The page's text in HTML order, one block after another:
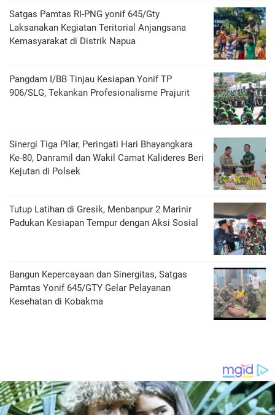
Satgas Pamtas RI-PNG yonif 645/Gty
Laksanakan Kegiatan Teritorial Anjangsana
Kemasyarakat di Distrik Napua
Pangdam I/BB Tinjau Kesiapan Yonif TP
906/SLG, Tekankan Profesionalisme Prajurit
Sinergi Tiga Pilar, Peringati Hari Bhayangkara
Ke-80, Danramil dan Wakil Camat Kalideres Beri
Kejutan di Polsek
Tutup Latihan di Gresik, Menbanpur 2 Marinir
Padukan Kesiapan Tempur dengan Aksi Sosial
Bangun Kepercayaan dan Sinergitas, Satgas
Pamtas Yonif 645/GTY Gelar Pelayanan
Kesehatan di Kobakma